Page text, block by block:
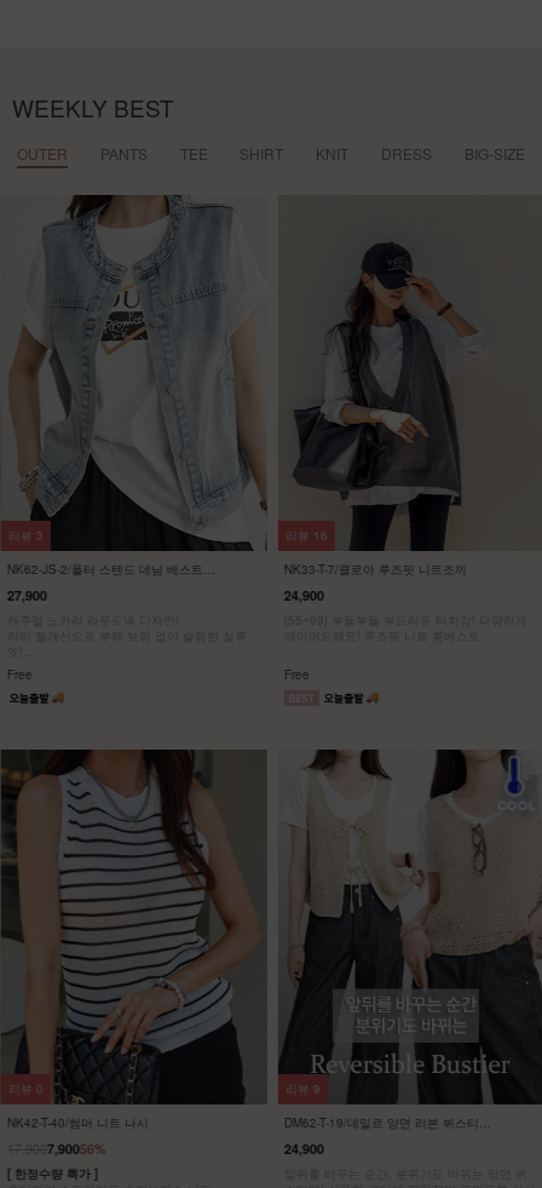
WEEKLY BEST
OUTER PANTS TEE SHIRT KNIT DRESS BIG-SIZE
NK62-JS-2/폴터 스텐드 데님 베스트
27,900
가볍게 툭- 걸쳐도 룩에 포인트!
Free
리뷰 3
NK33-T-7/클로아 루즈핏 니트조끼
24,900
[55~99] 부들부들 부드러운 터치감! 다양하게
Free
리뷰 16
NK42-T-40/썸머 니트 나시
56%
17,9007,900
[ 한정수량 특가 ]
리뷰 0
DM62-T-19/데일르 양면 리본 뷔스티에
24,900
리뷰 9